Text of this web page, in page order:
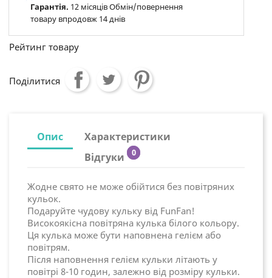
Гарантія. 12 місяців Обмін/повернення
товару впродовж 14 днів
Рейтинг товару
Поділитися
Опис
Характеристики
Відгуки
0
Жодне свято не може обійтися без повітряних
кульок.
Подаруйте чудову кульку від FunFan!
Високоякісна повітряна кулька білого кольору.
Ця кулька може бути наповнена гелієм або
повітрям.
Після наповнення гелієм кульки літають у
повітрі 8-10 годин, залежно від розміру кульки.